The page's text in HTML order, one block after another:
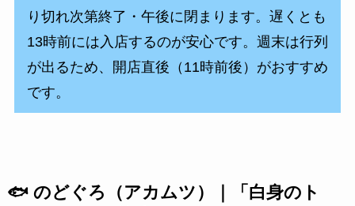
り切れ次第終了・午後に閉まります。遅くとも
13時前には入店するのが安心です。週末は行列
が出るため、開店直後（11時前後）がおすすめ
です。
🐟 のどぐろ（アカムツ）｜「白身のト